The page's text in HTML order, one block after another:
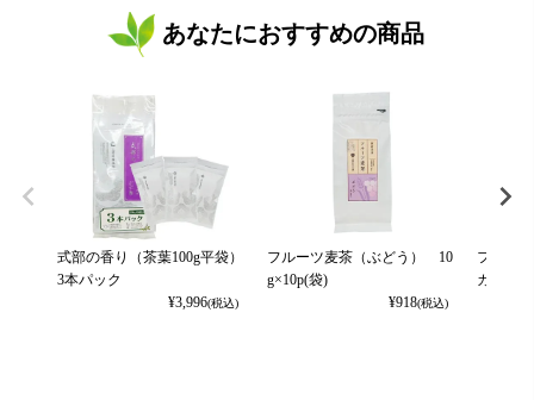
あなたにおすすめの商品
式部の香り（茶葉100g平袋）
3本パック
¥3,996(税込)
フルーツ麦茶（ぶどう） 10
g×10p(袋)
¥918(税込)
フルー
カット